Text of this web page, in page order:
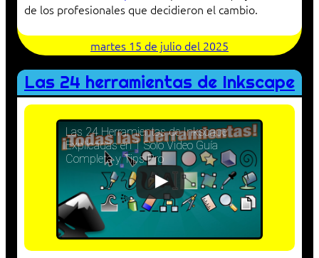
de los profesionales que decidieron el cambio.
martes 15 de julio del 2025
Las 24 herramientas de Inkscape
Las 24 Herramientas de Inkscape
Explicadas en 1 Solo Video Guía
Completa y Tips Pro